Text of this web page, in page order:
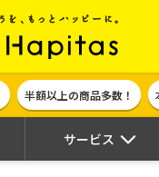
ポイ
半額以上の商品多数！
サービス